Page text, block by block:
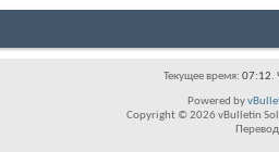
Текущее время: 07:12.
Powered by
Copyright © 2026 vBulletin